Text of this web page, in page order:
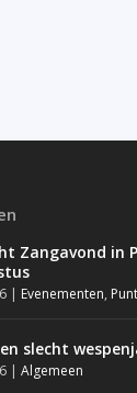
Zangavond in
| Evenementen,
slecht
|Algemeen